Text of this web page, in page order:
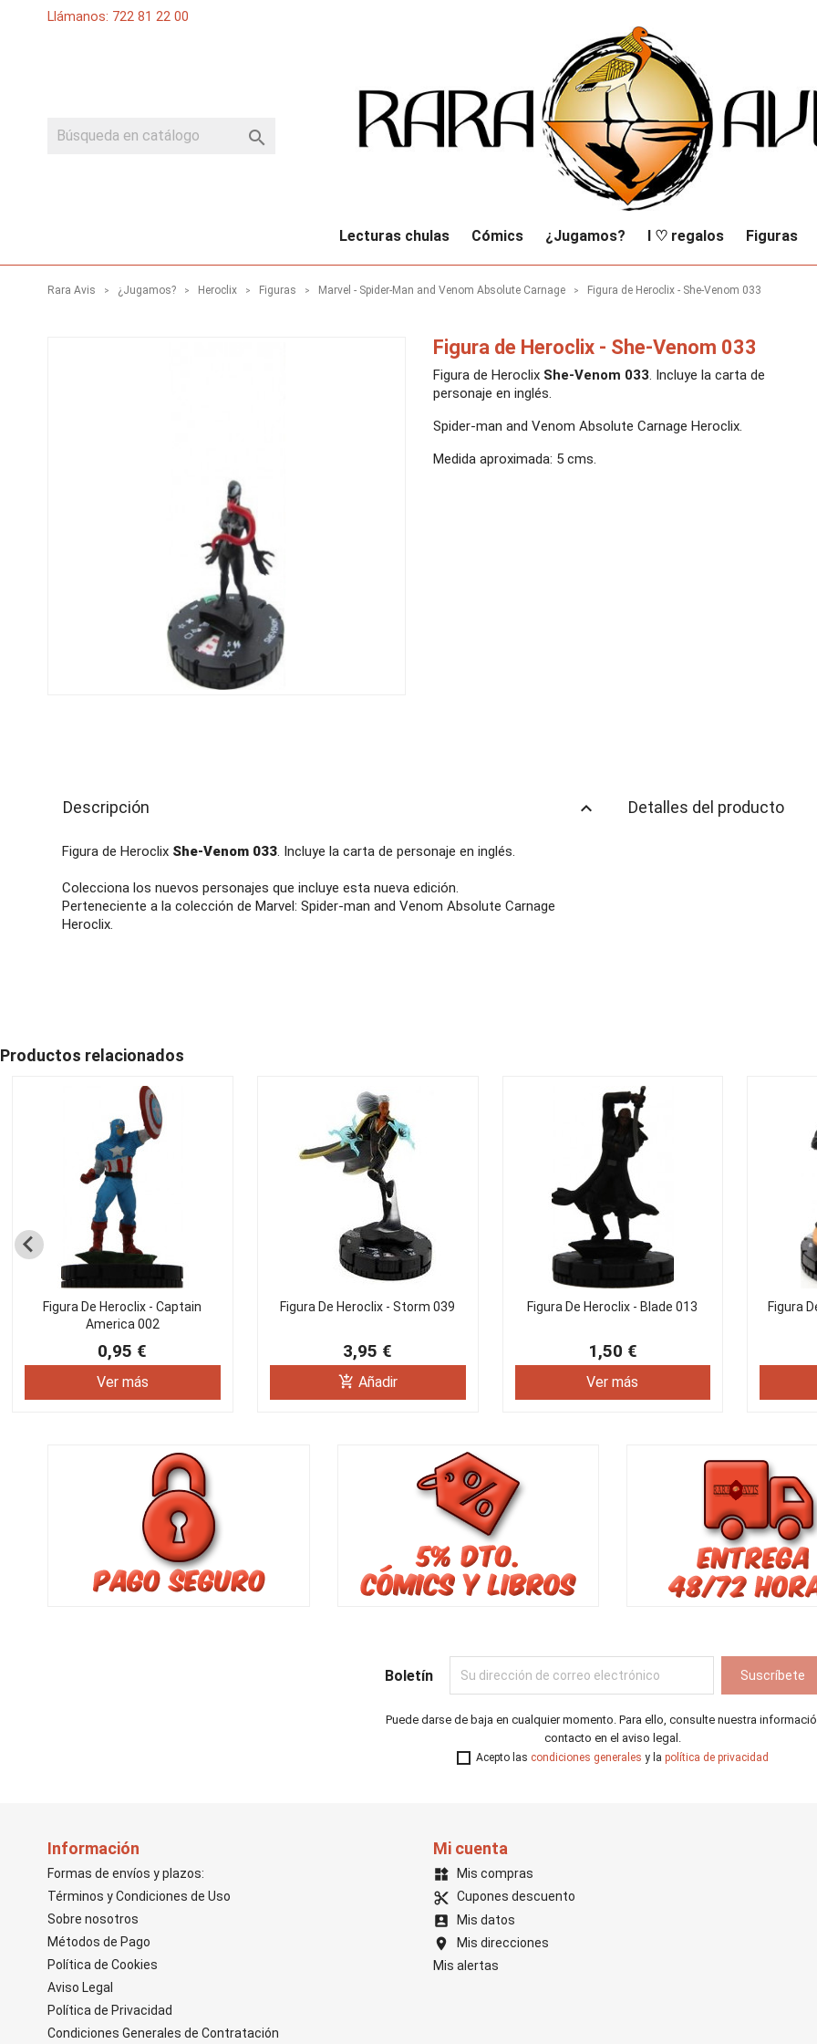
Llámanos: 722 81 22 00

Lecturas chulas Cómics ¿Jugamos? I ♡ regalos Figuras
Rara Avis ¿Jugamos? Heroclix Figuras Marvel - Spider-Man and Venom Absolute Carnage Figura de Heroclix - She-Venom 033
Figura de Heroclix - She-Venom 033
Figura de Heroclix She-Venom 033. Incluye la carta de
personaje en inglés.
Spider-man and Venom Absolute Carnage Heroclix.
Medida aproximada: 5 cms.
Descripción keyboard_arrow_up
Figura de Heroclix She-Venom 033. Incluye la carta de personaje en inglés.
Colecciona los nuevos personajes que incluye esta nueva edición.
Perteneciente a la colección de Marvel: Spider-man and Venom Absolute Carnage
Heroclix.
Detalles del producto
Productos relacionados
Figura De Heroclix - Captain
America 002
0,95 €
Ver más
Figura De Heroclix - Storm 039
3,95 €
add_shopping_cart Añadir
Figura De Heroclix - Blade 013
1,50 €
Ver más
Figura
Boletín
Puede darse de baja en cualquier momento. Para ello, consulte nuestra
contacto en el aviso legal.
Acepto las condiciones generales y la política de privacidad
Información
Formas de envíos y plazos:
Términos y Condiciones de Uso
Sobre nosotros
Métodos de Pago
Política de Cookies
Aviso Legal
Política de Privacidad
Condiciones Generales de Contratación
Mi cuenta
widgets Mis compras
content_cut Cupones descuento
account_box Mis datos
location_on
Mis direcciones
Mis alertas